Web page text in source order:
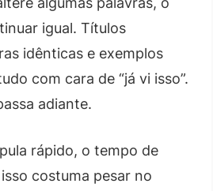
igual. Títulos
idênticas e exemplos
com cara de “já vi isso”.
adiante.
rápido, o tempo de
costuma pesar no